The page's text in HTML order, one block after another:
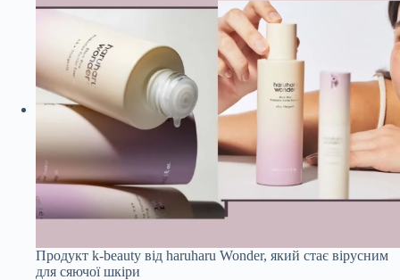
Продукт k-beauty від haruharu Wonder, який стає вірусним
для сяючої шкіри